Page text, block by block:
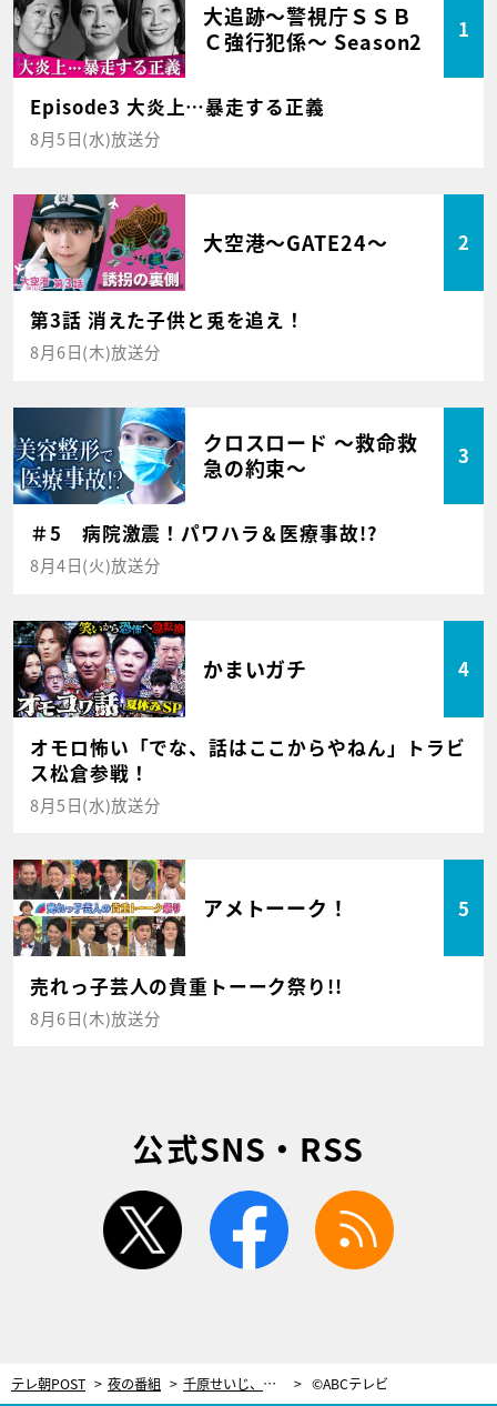
大追跡～警視庁ＳＳＢ
Ｃ強行犯係～ Season2
1
Episode3 大炎上…暴走する正義
8月5日(水)放送分
大空港～GATE24～ 2
第3話 消えた子供と兎を追え！
8月6日(木)放送分
クロスロード ～救命救
急の約束～
3
＃5 病院激震！パワハラ＆医療事故!?
8月4日(火)放送分
かまいガチ 4
オモロ怖い「でな、話はここからやねん」トラビ
ス松倉参戦！
8月5日(水)放送分
アメトーーク！ 5
売れっ子芸人の貴重トーーク祭り!!
8月6日(木)放送分
公式SNS・RSS
twitter facebook
テレ朝POST 夜の番組 千原せいじ、エジプトで立入禁止エリアの取材許可！「よくアフリカ来てるから」 ©ABCテレビ